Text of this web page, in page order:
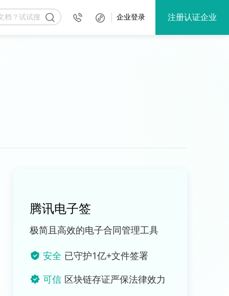
企业登录 注册认证企业
腾讯电子签
极简且高效的电子合同管理工具
安全 已守护1亿+文件签署
可信 区块链存证严保法律效力